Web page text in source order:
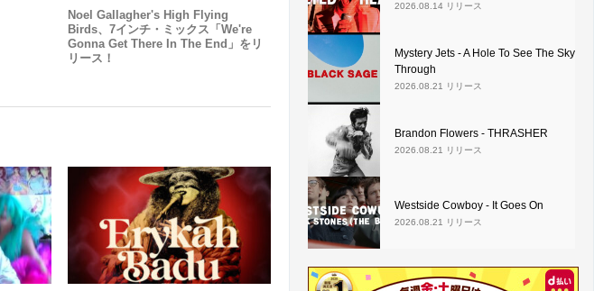
Noel Gallagher's High Flying
Birds、7インチ・ミックス「We're
Gonna Get There In The End」をリ
リース！
2026.08.14 リリース
Mystery Jets - A Hole To See The Sky
Through
2026.08.21 リリース
Brandon Flowers - THRASHER
2026.08.21 リリース
Westside Cowboy - It Goes On
2026.08.21 リリース